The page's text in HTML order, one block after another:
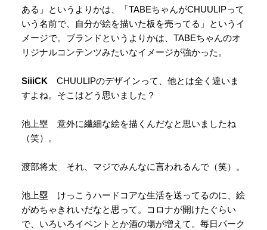
ある」というよりかは、「TABEちゃんがCHUULIPって
いう名前で、自分が絵を描いた板を売ってる」というイ
メージで。ブランドというよりかは、TABEちゃんのオ
リジナルコンテンツみたいなイメージが強かった。
SiiiCK CHUULIPのデザインって、他とは全く違いま
すよね。そこはどう思いました？
池上塁 意外に繊細な絵を描くんだなと思いましたね
（笑）。
渡部将太 それ、マジでみんなに言われるんで（笑）。
池上塁 けっこうハードコアな生活を送ってるのに、絵
がめちゃきれいだなと思って。コロナが開けたぐらい
で、いろいろイベントとか酒の場が増えて。毎日パーク